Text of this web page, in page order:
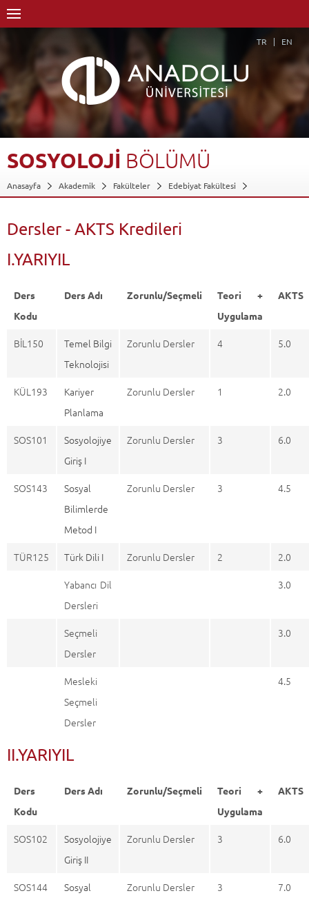
TR EN
SOSYOLOJİ BÖLÜMÜ
Anasayfa Akademik Fakülteler
Edebiyat Fakültesi
Dersler - AKTS Kredileri
I.YARIYIL
Ders
Kodu
Ders Adı Zorunlu/Seçmeli
Teori +
Uygulama
AKTS
BİL150
Temel Bilgi
Teknolojisi
Zorunlu Dersler 4 5.0
KÜL193
Kariyer
Planlama
Zorunlu Dersler 1 2.0
SOS101
Sosyolojiye
Giriş I
Zorunlu Dersler 3 6.0
SOS143
Sosyal
Bilimlerde
Metod I
Zorunlu Dersler 3 4.5
TÜR125 Türk Dili I Zorunlu Dersler 2
2.0
Yabancı Dil
Dersleri
3.0
Seçmeli
Dersler
3.0
Mesleki
Seçmeli
Dersler
4.5
II.YARIYIL
Ders
Kodu
Ders Adı Zorunlu/Seçmeli
Teori +
Uygulama
AKTS
SOS102
Sosyolojiye
Giriş II
Zorunlu Dersler 3 6.0
SOS144
Sosyal
Zorunlu Dersler 3 7.0